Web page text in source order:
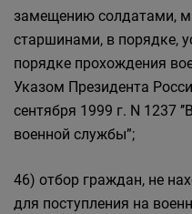
замещению солдатами,
старшинами, в порядке,
порядке прохождения
Указом Президента
сентября 1999 г. N 1237
военной службы”;
46) отбор граждан, не
для поступления на